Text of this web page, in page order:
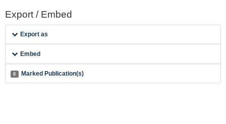
Export / Embed
Export as
Embed
0 Marked Publication(s)